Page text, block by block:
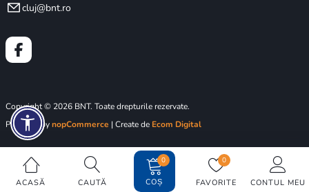
ACASĂ CAUTĂ CONTUL MEU
FAVORITE
0
COȘ
0
cluj@bnt.ro
Copyright © 2026 BNT. Toate drepturile rezervate.
Powered bynopCommerce | Create de Ecom Digital